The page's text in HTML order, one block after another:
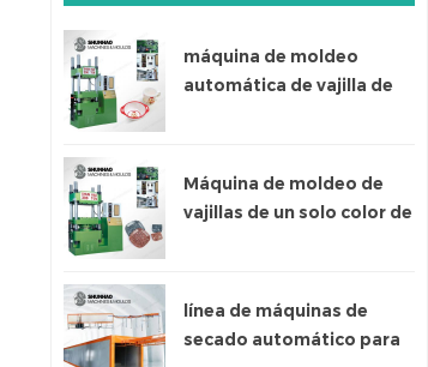
máquina de moldeo
automática de vajilla de
Máquina de moldeo de
vajillas de un solo color de
línea de máquinas de
secado automático para